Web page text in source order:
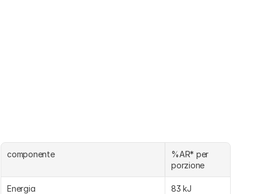
componente
%AR* per
porzione
Energia 83 kJ